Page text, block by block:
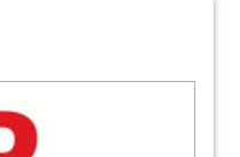
Klicks zum